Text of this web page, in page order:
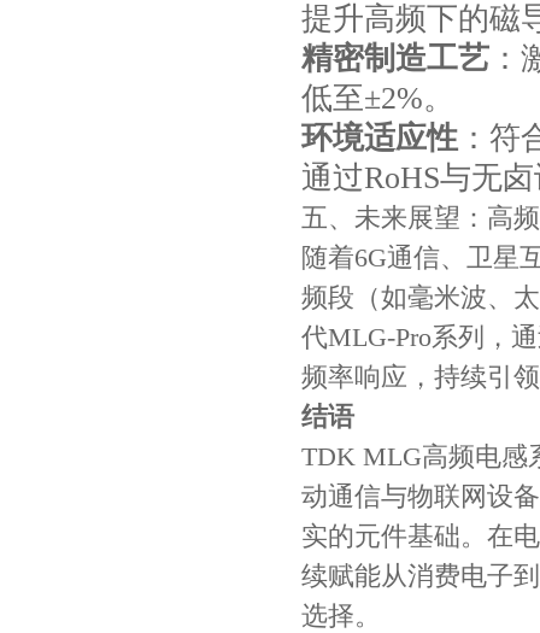
提升高频下的磁
精密制造工艺 ：
低至±2%。
环境适应性 ：
通过RoHS与无
五、未来展望：高
随着6G通信、卫星
频段（如毫米波、
代MLG-Pro系列，
频率响应，持续引
结语
TDK MLG高频电感
动通信与物联网设
实的元件基础。在
续赋能从消费电子
选择。